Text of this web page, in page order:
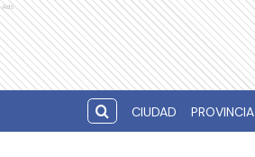
Ads
CIUDAD PROVINCIA